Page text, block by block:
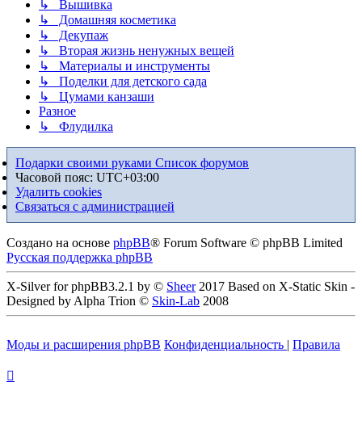
↳ Вышивка
↳ Домашняя косметика
↳ Декупаж
↳ Вторая жизнь ненужных вещей
↳ Материалы и инструменты
↳ Поделки для детского сада
↳ Цумами канзаши
Разное
↳ Флудилка
Подарки своими руками Список форумов
Часовой пояс: UTC+03:00
Удалить cookies
Связаться с администрацией
Создано на основе phpBB® Forum Software © phpBB Limited
Русская поддержка phpBB
X-Silver for phpBB3.2.1 by © Sheer2017 Based on X-Static Skin -
Designed by Alpha Trion © Skin-Lab 2008
Моды и расширения phpBB Конфиденциальность | Правила